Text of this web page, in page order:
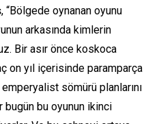
“Bölgede oynanan oyunu
arkasında kimlerin
Bir asır önce koskoca
on yıl içerisinde paramparça
sömürü planlarını
bu oyunun ikinci